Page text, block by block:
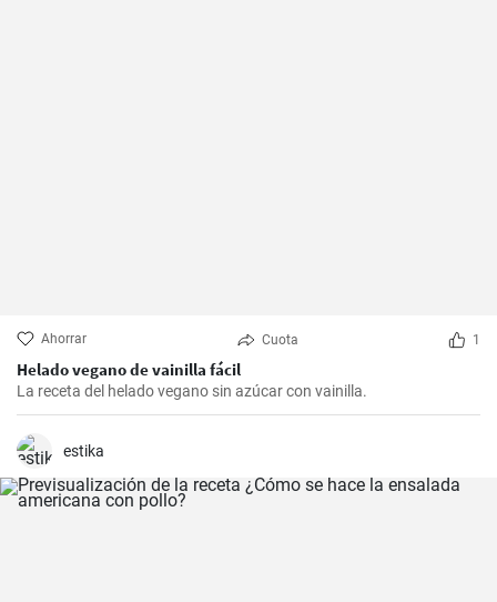
Ahorrar Cuota 1
Helado vegano de vainilla fácil
La receta del helado vegano sin azúcar con vainilla.
estika